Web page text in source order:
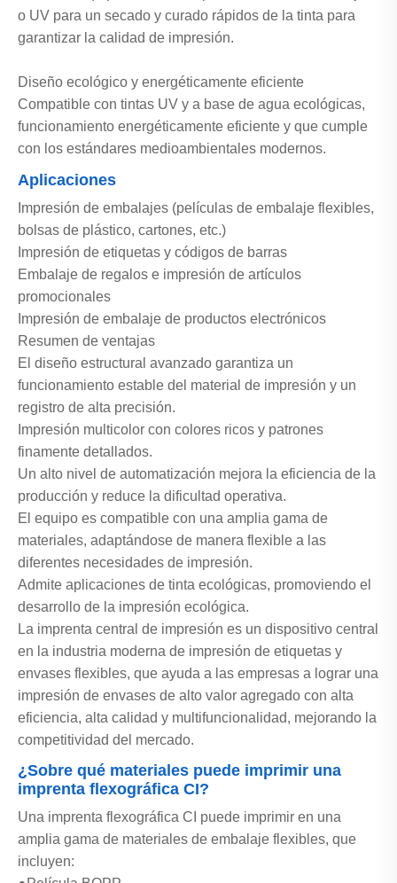
o UV para un secado y curado rápidos de la tinta para
garantizar la calidad de impresión.
Diseño ecológico y energéticamente eficiente
Compatible con tintas UV y a base de agua ecológicas,
funcionamiento energéticamente eficiente y que cumple
con los estándares medioambientales modernos.
Aplicaciones
Impresión de embalajes (películas de embalaje flexibles,
bolsas de plástico, cartones, etc.)
Impresión de etiquetas y códigos de barras
Embalaje de regalos e impresión de artículos
promocionales
Impresión de embalaje de productos electrónicos
Resumen de ventajas
El diseño estructural avanzado garantiza un
funcionamiento estable del material de impresión y un
registro de alta precisión.
Impresión multicolor con colores ricos y patrones
finamente detallados.
Un alto nivel de automatización mejora la eficiencia de la
producción y reduce la dificultad operativa.
El equipo es compatible con una amplia gama de
materiales, adaptándose de manera flexible a las
diferentes necesidades de impresión.
Admite aplicaciones de tinta ecológicas, promoviendo el
desarrollo de la impresión ecológica.
La imprenta central de impresión es un dispositivo central
en la industria moderna de impresión de etiquetas y
envases flexibles, que ayuda a las empresas a lograr una
impresión de envases de alto valor agregado con alta
eficiencia, alta calidad y multifuncionalidad, mejorando la
competitividad del mercado.
¿Sobre qué materiales puede imprimir una
imprenta flexográfica CI?
Una imprenta flexográfica CI puede imprimir en una
amplia gama de materiales de embalaje flexibles, que
incluyen: